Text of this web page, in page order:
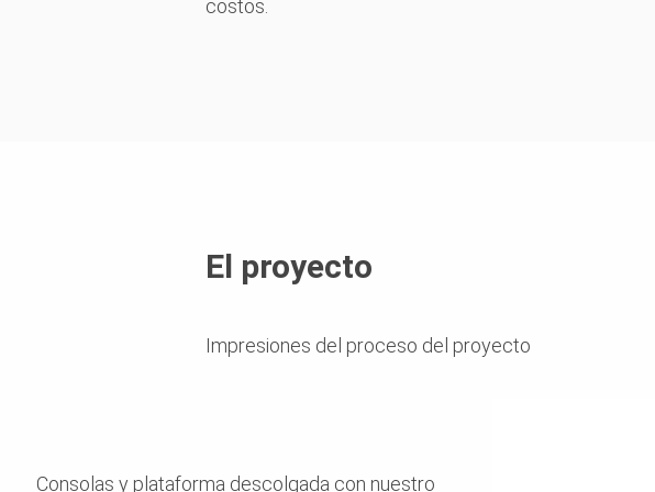
costos.
El proyecto
Impresiones del proceso del proyecto
Consolas y plataforma descolgada con nuestro